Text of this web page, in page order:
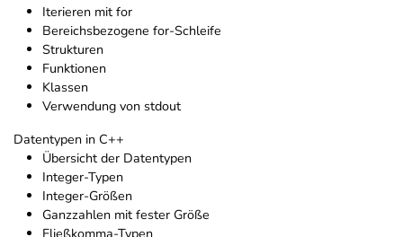
Iterieren mit for
Bereichsbezogene for-Schleife
Strukturen
Funktionen
Klassen
Verwendung von stdout
Datentypen in C++
Übersicht der Datentypen
Integer-Typen
Integer-Größen
Ganzzahlen mit fester Größe